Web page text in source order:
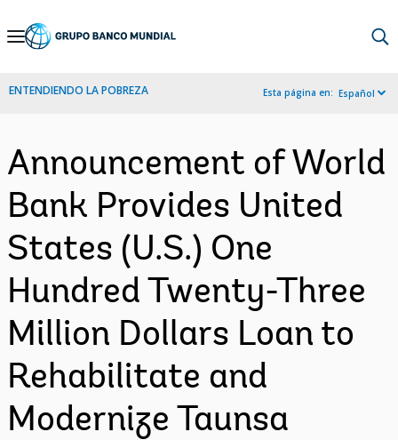
Skip
Navigation
ENTENDIENDO LA POBREZA Esta página en: Español
Announcement of World
Bank Provides United
States (U.S.) One
Hundred Twenty-Three
Million Dollars Loan to
Rehabilitate and
Modernize Taunsa